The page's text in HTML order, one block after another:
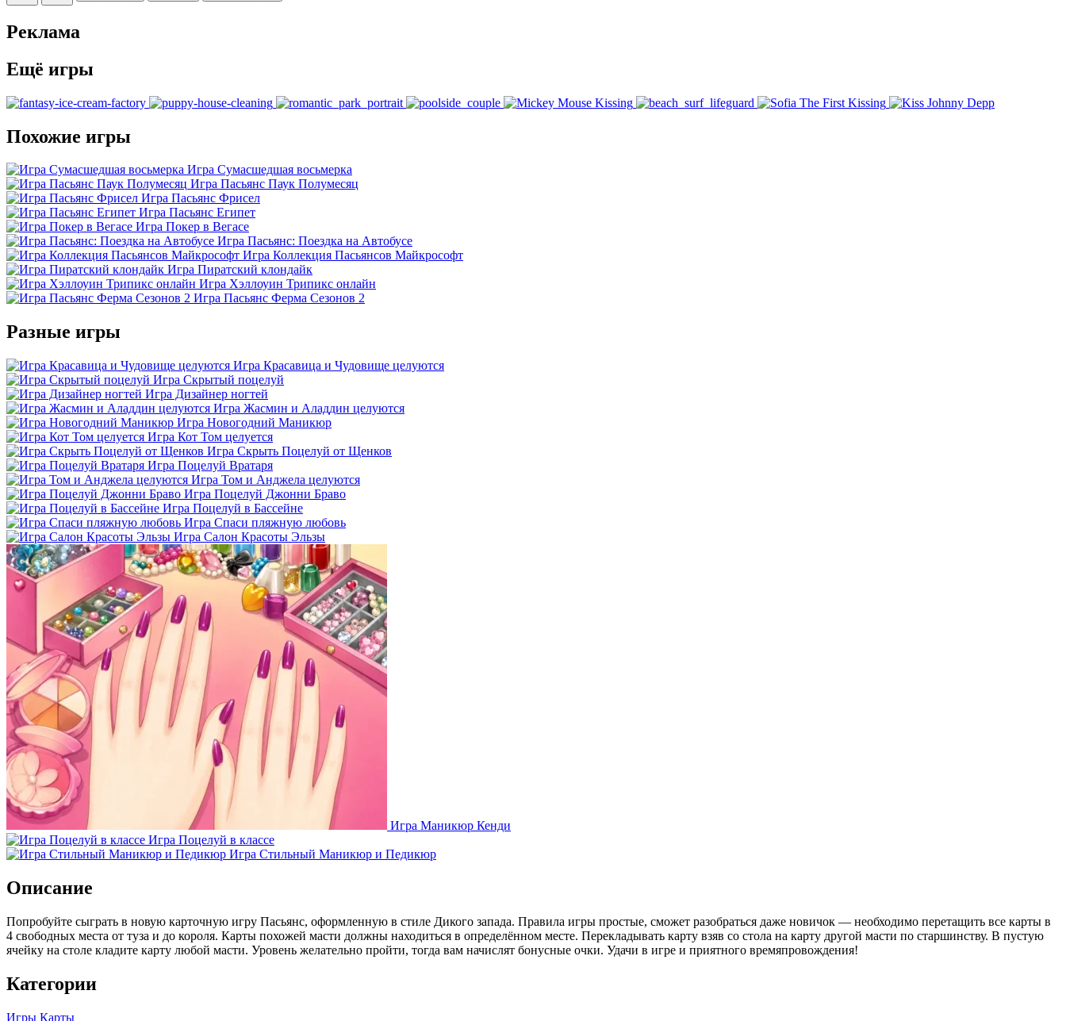
Реклама
Ещё игры
Похожие игры
Игра Сумасшедшая восьмерка
Игра Пасьянс Паук Полумесяц
Игра Пасьянс Фрисел
Игра Пасьянс Египет
Игра Покер в Вегасе
Игра Пасьянс: Поездка на Автобусе
Игра Коллекция Пасьянсов Майкрософт
Игра Пиратский клондайк
Игра Хэллоуин Трипикс онлайн
Игра Пасьянс Ферма Сезонов 2
Разные игры
Игра Красавица и Чудовище целуются
Игра Скрытый поцелуй
Игра Дизайнер ногтей
Игра Жасмин и Аладдин целуются
Игра Новогодний Маникюр
Игра Кот Том целуется
Игра Скрыть Поцелуй от Щенков
Игра Поцелуй Вратаря
Игра Том и Анджела целуются
Игра Поцелуй Джонни Браво
Игра Поцелуй в Бассейне
Игра Спаси пляжную любовь
Игра Салон Красоты Эльзы
Игра Маникюр Кенди
Игра Поцелуй в классе
Игра Стильный Маникюр и Педикюр
Описание
Попробуйте сыграть в новую карточную игру Пасьянс, оформленную в стиле Дикого запада. Правила игры простые, сможет разобраться даже новичок — необходимо перетащить все карты в
4 свободных места от туза и до короля. Карты похожей масти должны находиться в определённом месте. Перекладывать карту взяв со стола на карту другой масти по старшинству. В пустую
ячейку на столе кладите карту любой масти. Уровень желательно пройти, тогда вам начислят бонусные очки. Удачи в игре и приятного времяпровождения!
Категории
Игры Карты